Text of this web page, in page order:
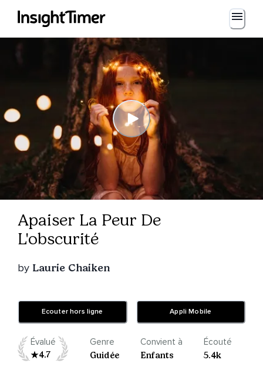
Apaiser La Peur De
L'obscurité
by Laurie Chaiken
Ecouter hors ligne Appli Mobile
Évalué
4.7
Genre
Guidée
Convient à
Enfants
Écouté
5.4k